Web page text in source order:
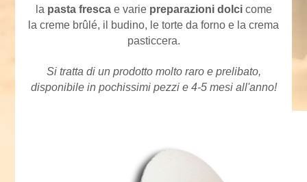
la pasta fresca e varie preparazioni dolcicome
la creme brûlé, il budino, le torte da forno e la crema
pasticcera.
Si tratta di un prodotto molto raro e prelibato,
disponibile in pochissimi pezzi e 4-5 mesi all'anno!